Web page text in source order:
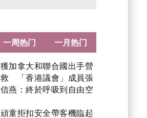
獲加拿大和聯合國出手營
救 「香港議會」成員張
信燕：終於呼吸到自由空
頑童拒扣安全帶客機臨起
一周热门 一月热门